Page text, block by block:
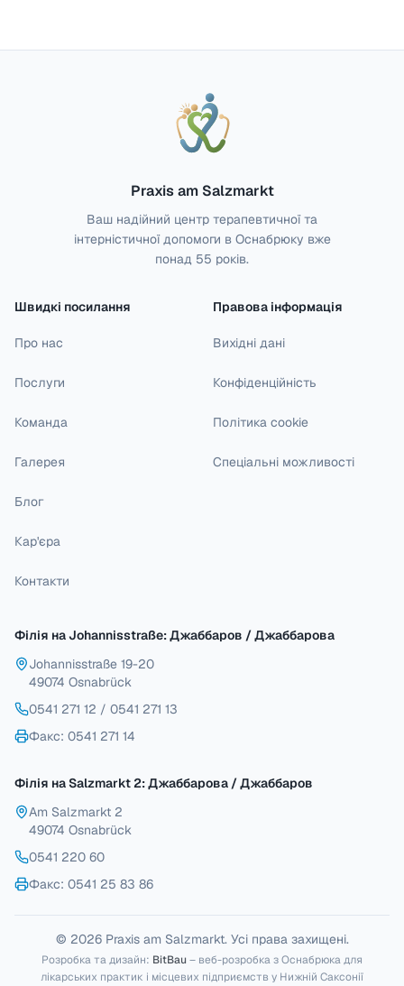
Praxis am Salzmarkt
Ваш надійний центр терапевтичної та
інтерністичної допомоги в Оснабрюку вже
понад 55 років.
Швидкі посилання
Про нас
Послуги
Команда
Галерея
Блог
Кар'єра
Контакти
Правова інформація
Вихідні дані
Конфіденційність
Політика cookie
Спеціальні можливості
Філія на Johannisstraße: Джаббаров / Джаббарова
Johannisstraße 19-20
49074 Osnabrück
0541 271 12 / 0541 271 13
Факс: 0541 271 14
Філія на Salzmarkt 2: Джаббарова / Джаббаров
Am Salzmarkt 2
49074 Osnabrück
0541 220 60
Факс: 0541 25 83 86
© 2026 Praxis am Salzmarkt. Усі права захищені.
Розробка та дизайн: BitBau– веб-розробка з Оснабрюка для
лікарських практик і місцевих підприємств у Нижній Саксонії